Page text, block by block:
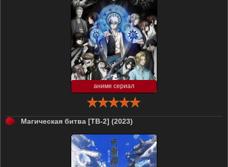
аниме сериал
Магическая битва [ТВ-2] (2023)